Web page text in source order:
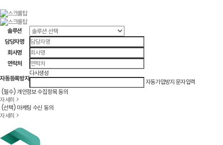
솔루션
담당자명
회사명
연락처
자동등록방지
다시생성
자동가입방지 문자입력
(필수) 개인정보 수집항목 동의
자세히 >
(선택) 마케팅 수신 동의
자세히 >